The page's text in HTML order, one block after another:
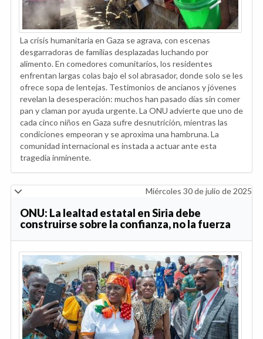
La crisis humanitaria en Gaza se agrava, con escenas
desgarradoras de familias desplazadas luchando por
alimento. En comedores comunitarios, los residentes
enfrentan largas colas bajo el sol abrasador, donde solo se les
ofrece sopa de lentejas. Testimonios de ancianos y jóvenes
revelan la desesperación: muchos han pasado días sin comer
pan y claman por ayuda urgente. La ONU advierte que uno de
cada cinco niños en Gaza sufre desnutrición, mientras las
condiciones empeoran y se aproxima una hambruna. La
comunidad internacional es instada a actuar ante esta
tragedia inminente.
Miércoles 30 de julio de 2025
ONU: La lealtad estatal en Siria debe
construirse sobre la confianza, no la fuerza